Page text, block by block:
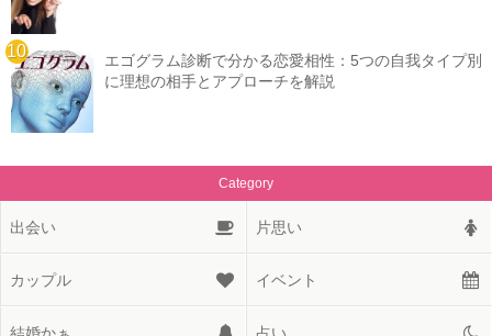
エゴグラム診断で分かる恋愛相性：5つの自我タイプ別
に理想の相手とアプローチを解説
Category
出会い 片思い
カップル イベント